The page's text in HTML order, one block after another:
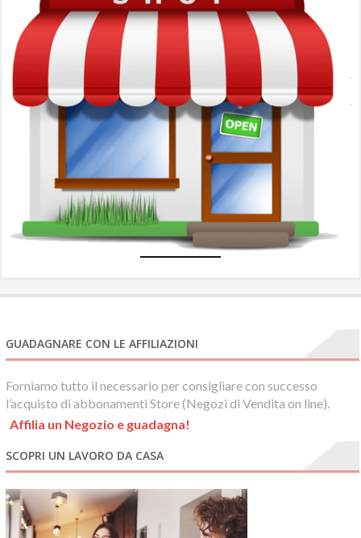
GUADAGNARE CON LE AFFILIAZIONI
Forniamo tutto il necessario per consigliare con successo
l’acquisto di abbonamenti Store (Negozi di Vendita on line).
Affilia un Negozio e guadagna!
SCOPRI UN LAVORO DA CASA